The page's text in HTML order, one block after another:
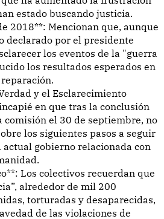
estado buscando justicia.
2018**: Mencionan que, aunque
declarado por el presidente
los eventos de la "guerra
los resultados esperados en
y el Esclarecimiento
en que tras la conclusión
comisión el 30 de septiembre, no
los siguientes pasos a seguir
gobierno relacionada con
Los colectivos recuerdan que
alrededor de mil 200
torturadas y desaparecidas,
de las violaciones de